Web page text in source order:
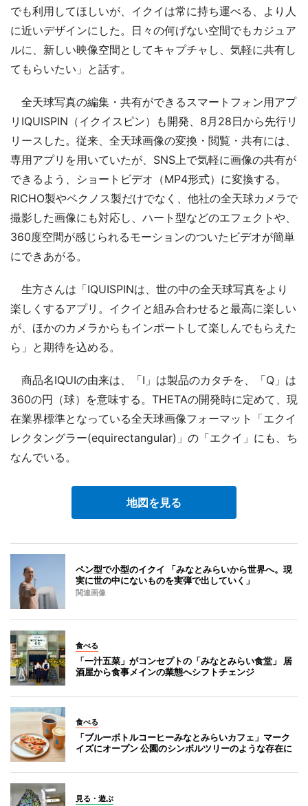
でも利用してほしいが、イクイは常に持ち運べる、より人
に近いデザインにした。日々の何げない空間でもカジュア
ルに、新しい映像空間としてキャプチャし、気軽に共有し
てもらいたい」と話す。
全天球写真の編集・共有ができるスマートフォン用アプ
リIQUISPIN（イクイスピン）も開発、8月28日から先行リ
リースした。従来、全天球画像の変換・閲覧・共有には、
専用アプリを用いていたが、SNS上で気軽に画像の共有が
できるよう、ショートビデオ（MP4形式）に変換する。
RICHO製やベクノス製だけでなく、他社の全天球カメラで
撮影した画像にも対応し、ハート型などのエフェクトや、
360度空間が感じられるモーションのついたビデオが簡単
にできあがる。
生方さんは「IQUISPINは、世の中の全天球写真をより
楽しくするアプリ。イクイと組み合わせると最高に楽しい
が、ほかのカメラからもインポートして楽しんでもらえた
ら」と期待を込める。
商品名IQUIの由来は、「I」は製品のカタチを、「Q」は
360の円（球）を意味する。THETAの開発時に定めて、現
在業界標準となっている全天球画像フォーマット「エクイ
レクタングラー(equirectangular)」の「エクイ」にも、ち
なんでいる。
地図を見る
ペン型で小型のイクイ 「みなとみらいから世界へ。現
実に世の中にないものを実弾で出していく」
関連画像
食べる
「一汁五菜」がコンセプトの「みなとみらい食堂」 居
酒屋から食事メインの業態へシフトチェンジ
食べる
「ブルーボトルコーヒーみなとみらいカフェ」マーク
イズにオープン 公園のシンボルツリーのような存在に
見る・遊ぶ